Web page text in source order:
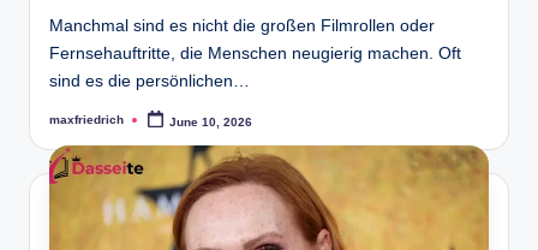
Manchmal sind es nicht die großen Filmrollen oder
Fernsehauftritte, die Menschen neugierig machen. Oft
sind es die persönlichen…
Posted
maxfriedrich June 10, 2026